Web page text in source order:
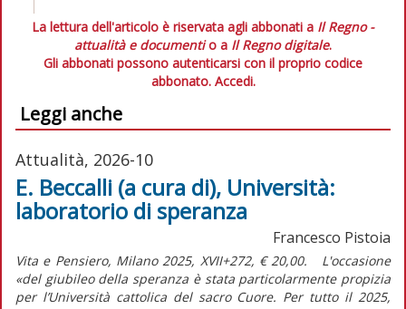
La lettura dell'articolo è riservata agli abbonati a Il Regno -
attualità e documentio a Il Regno digitale.
Gli abbonati possono autenticarsi con il proprio codice
abbonato. Accedi.
Leggi anche
Attualità, 2026-10
E. Beccalli (a cura di), Università:
laboratorio di speranza
Francesco Pistoia
Vita e Pensiero, Milano 2025, XVII+272, € 20,00. L'occasione
«del giubileo della speranza è stata particolarmente propizia
per l’Università cattolica del sacro Cuore. Per tutto il 2025,